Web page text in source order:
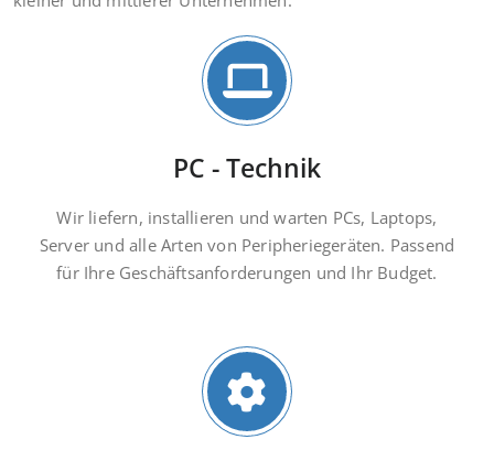
PC - Technik
Wir liefern, installieren und warten PCs, Laptops,
Server und alle Arten von Peripheriegeräten. Passend
für Ihre Geschäftsanforderungen und Ihr Budget.